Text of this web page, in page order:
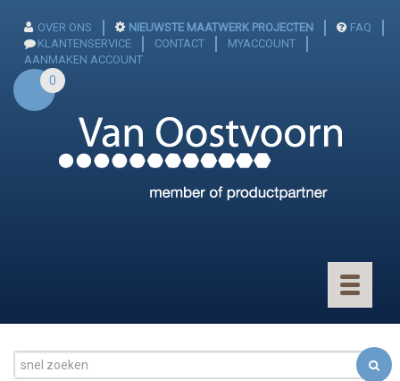
OVER ONS NIEUWSTE MAATWERK PROJECTEN
FAQ
KLANTENSERVICE
CONTACT
MYACCOUNT
AANMAKEN ACCOUNT
0
Toggle